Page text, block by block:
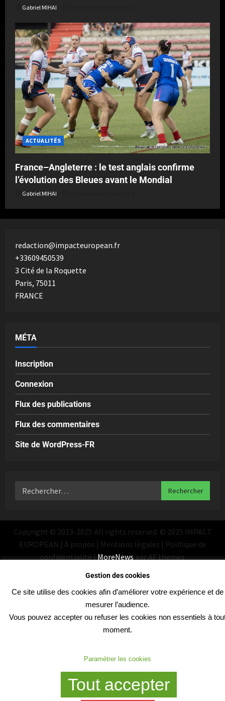
Gabriel MIHAI
ACTUALITÉS
France–Angleterre : le test anglais confirme
l’évolution des Bleues avant le Mondial
Gabriel MIHAI
redaction@impacteuropean.fr
+33609450539
3 Cité de la Roquette
Paris, 75011
FRANCE
MÉTA
Inscription
Connexion
Flux des publications
Flux des commentaires
Site de WordPress-FR
Copyright © 2013-2025 All rights reserved. © 2025 IMPACT
EUROPEAN | À propos | Mentions légales | Politique de
confidentialité|MoreNewspar AF themes
Gestion des cookies
Ce site utilise des cookies afin d’améliorer votre expérience et de
mesurer l’audience.
Vous pouvez accepter ou refuser les cookies non essentiels à
moment.
Paramétrer les cookies
Tout accepter